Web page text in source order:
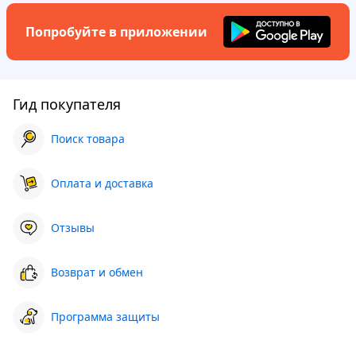
Попробуйте в приложении
Гид покупателя
Поиск товара
Оплата и доставка
Отзывы
Возврат и обмен
Программа защиты